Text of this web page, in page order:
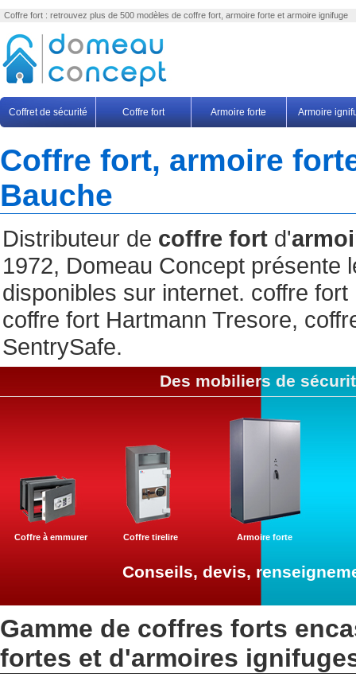
Coffre fort : retrouvez plus de 500 modèles de coffre fort, armoire forte et armoire ignifuge
Coffret de sécurité Coffre fort Armoire forte Armoire
Coffre fort, armoire
Bauche
Distributeur de coffre fort d'
1972, Domeau Concept présente
disponibles sur internet. coffre
coffre fort Hartmann Tresore,
SentrySafe.
Des mobiliers de
Coffre à emmurer Coffre tirelire Armoire forte
Conseils, devis,
Gamme de coffres forts
fortes et d'armoires